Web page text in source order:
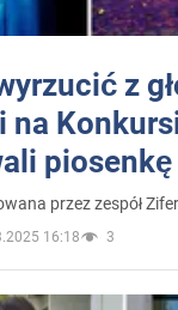
z
na
przez zespół
16:18 3